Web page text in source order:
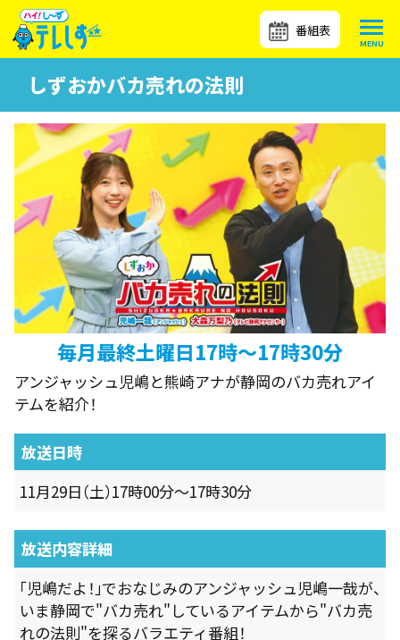
番組表
しずおかバカ売れの法則
毎月最終土曜日17時～17時30分
アンジャッシュ児嶋と熊崎アナが静岡のバカ売れアイ
テムを紹介！
放送日時
11月29日（土）17時00分～17時30分
放送内容詳細
「児嶋だよ！」でおなじみのアンジャッシュ児嶋一哉が、
いま静岡で"バカ売れ"しているアイテムから"バカ売
れの法則"を探るバラエティ番組！